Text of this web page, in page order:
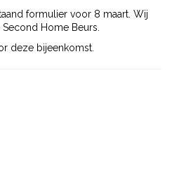
formulier voor 8 maart. Wij
Home Beurs.
deze bijeenkomst.